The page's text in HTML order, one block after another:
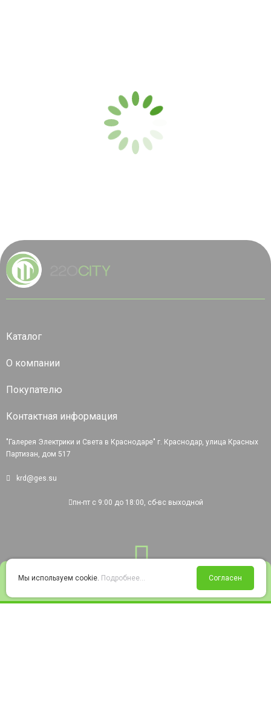
Войти Избранное Корзина
Каталог
О компании
Покупателю
Контактная информация
"Галерея Электрики и Света в Краснодаре" г. Краснодар, улица Красных
Партизан, дом 517
krd@ges.su
пн-пт с 9:00 до 18:00, сб-вс выходной
Мы используем cookie. Подробнее... Согласен